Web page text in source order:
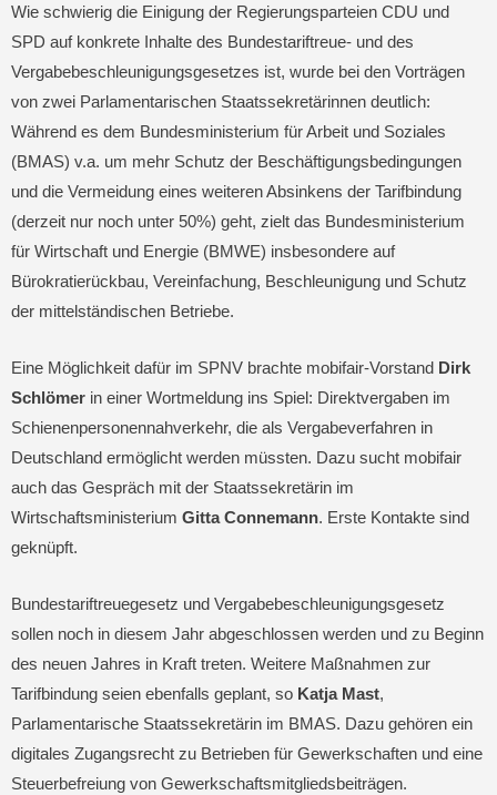
Wie schwierig die Einigung der Regierungsparteien CDU und
SPD auf konkrete Inhalte des Bundestariftreue- und des
Vergabebeschleunigungsgesetzes ist, wurde bei den Vorträgen
von zwei Parlamentarischen Staatssekretärinnen deutlich:
Während es dem Bundesministerium für Arbeit und Soziales
(BMAS) v.a. um mehr Schutz der Beschäftigungsbedingungen
und die Vermeidung eines weiteren Absinkens der Tarifbindung
(derzeit nur noch unter 50%) geht, zielt das Bundesministerium
für Wirtschaft und Energie (BMWE) insbesondere auf
Bürokratierückbau, Vereinfachung, Beschleunigung und Schutz
der mittelständischen Betriebe.
Eine Möglichkeit dafür im SPNV brachte mobifair-Vorstand Dirk
Schlömer in einer Wortmeldung ins Spiel: Direktvergaben im
Schienenpersonennahverkehr, die als Vergabeverfahren in
Deutschland ermöglicht werden müssten. Dazu sucht mobifair
auch das Gespräch mit der Staatssekretärin im
Wirtschaftsministerium Gitta Connemann. Erste Kontakte sind
geknüpft.
Bundestariftreuegesetz und Vergabebeschleunigungsgesetz
sollen noch in diesem Jahr abgeschlossen werden und zu Beginn
des neuen Jahres in Kraft treten. Weitere Maßnahmen zur
Tarifbindung seien ebenfalls geplant, so Katja Mast,
Parlamentarische Staatssekretärin im BMAS. Dazu gehören ein
digitales Zugangsrecht zu Betrieben für Gewerkschaften und eine
Steuerbefreiung von Gewerkschaftsmitgliedsbeiträgen.